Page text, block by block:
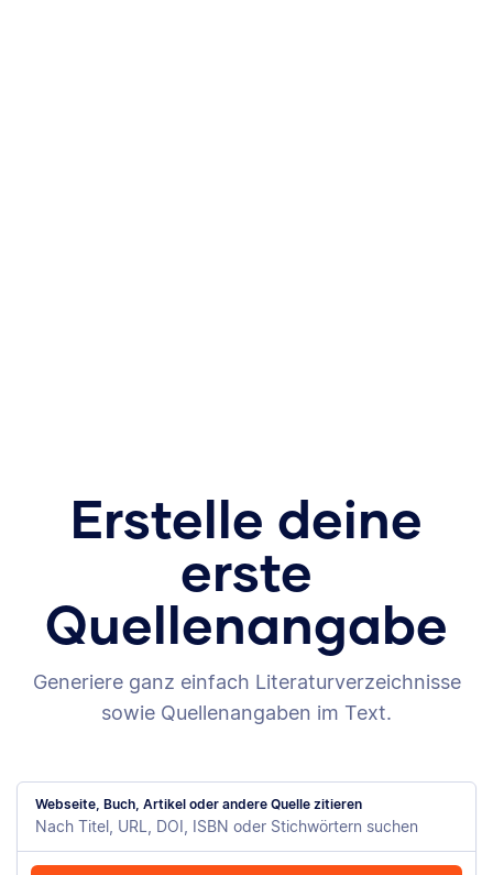
Erstelle deine
erste
Quellenangabe
Generiere ganz einfach Literaturverzeichnisse
sowie Quellenangaben im Text.
Webseite, Buch, Artikel oder andere Quelle zitieren